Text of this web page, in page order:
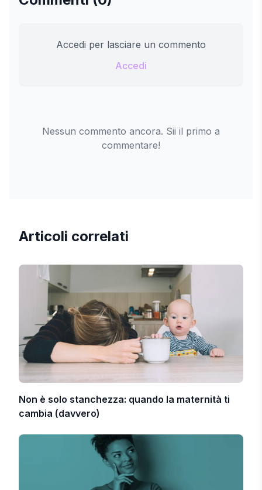
Accedi per lasciare un commento
Accedi
Nessun commento ancora. Sii il primo a
commentare!
Articoli correlati
Non è solo stanchezza: quando la maternità ti
cambia (davvero)